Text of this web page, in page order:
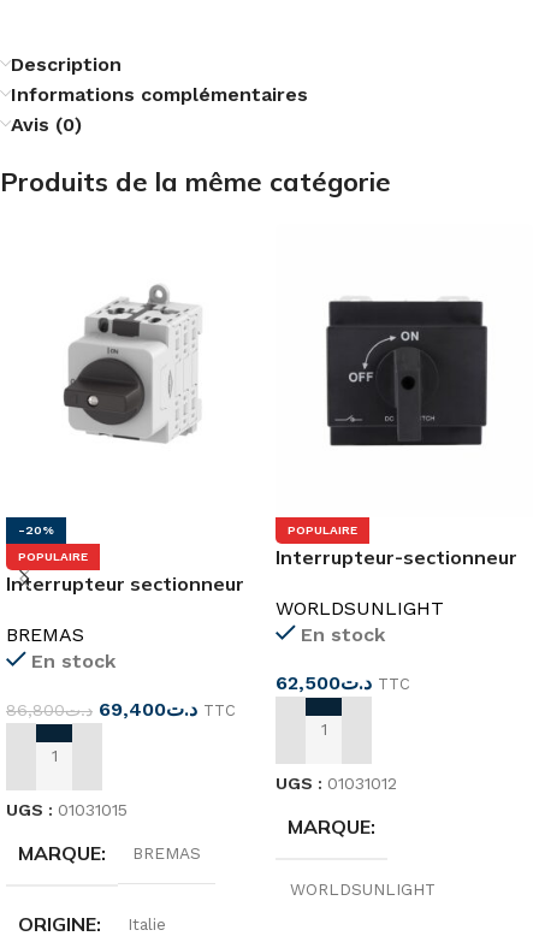
Description
Informations complémentaires
Avis (0)
Produits de la même catégorie
-20%
POPULAIRE
Interrupteur sectionneur
BREMAS
En stock
د.ت86,800 د.ت69,400 TTC
AJOUTER AU PANIER
UGS : 01031015
MARQUE BREMAS
ORIGINE Italie
POPULAIRE
Interrupteur-sectionneur
WORLDSUNLIGHT
En stock
د.ت62,500 TTC
AJOUTER AU PANIER
UGS : 01031012
MARQUE
WORLDSUNLIGHT